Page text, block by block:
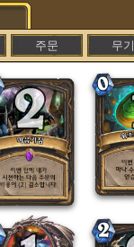
주문 무기